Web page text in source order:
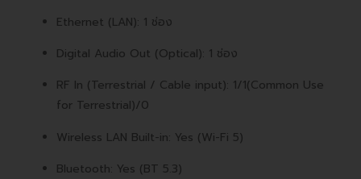
Ethernet (LAN): 1 ช่อง
Digital Audio Out (Optical): 1 ช่อง
RF In (Terrestrial / Cable input): 1/1(Common Use
for Terrestrial)/0
Wireless LAN Built-in: Yes (Wi-Fi 5)
Bluetooth: Yes (BT 5.3)